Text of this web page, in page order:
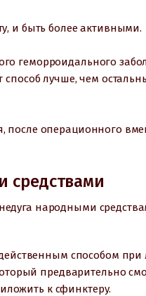
и быть более активными.
геморроидального
лучше, чем
после операционного
средствами
народными
способом
предварительно
к сфинктеру.